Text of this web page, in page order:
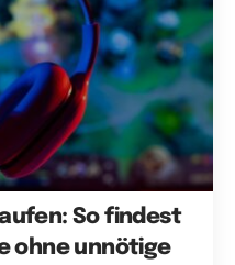
So findest
ohne unnötige